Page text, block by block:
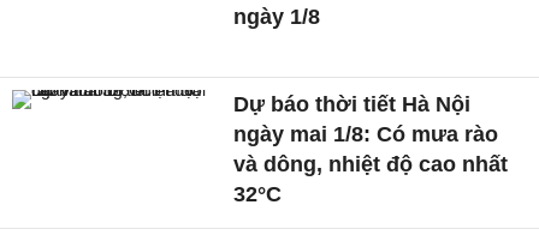
ngày 1/8
Dự báo thời tiết Hà Nội
ngày mai 1/8: Có mưa rào
và dông, nhiệt độ cao nhất
32°C